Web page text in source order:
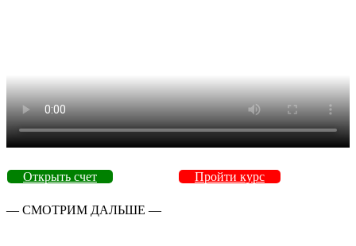
Открыть счет Пройти курс
— СМОТРИМ ДАЛЬШЕ —